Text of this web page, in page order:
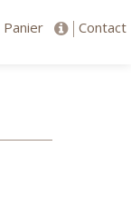
Panier Contact